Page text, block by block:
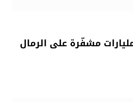
مشفّرة على الرمال